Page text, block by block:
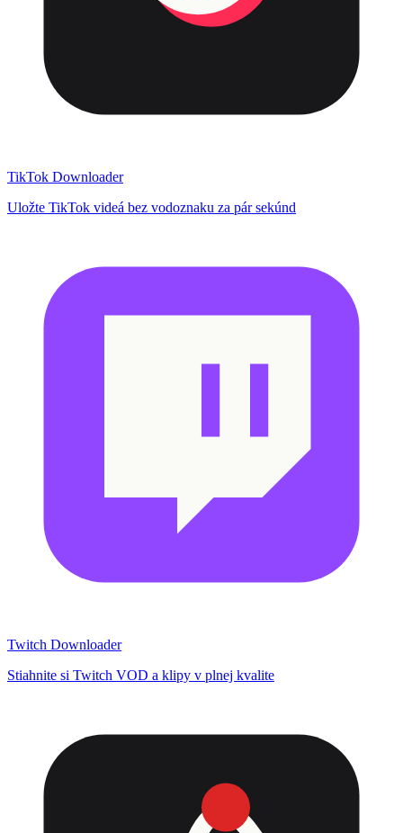
TikTok Downloader
Uložte TikTok videá bez vodoznaku za pár sekúnd
Twitch Downloader
Stiahnite si Twitch VOD a klipy v plnej kvalite